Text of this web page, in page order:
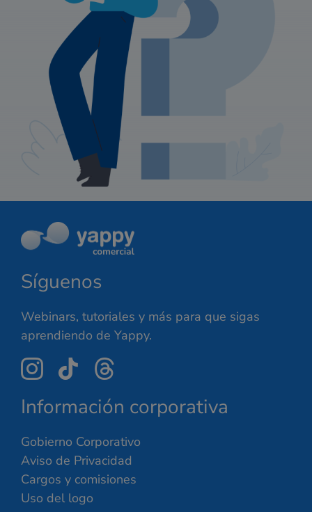
Síguenos
Webinars, tutoriales y más para que sigas
aprendiendo de Yappy.
Información corporativa
Gobierno Corporativo
Aviso de Privacidad
Cargos y comisiones
Uso del logo